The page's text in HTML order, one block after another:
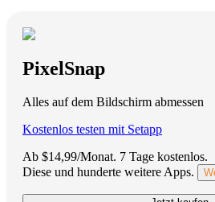
PixelSnap
Alles auf dem Bildschirm abmessen
Kostenlos testen mit Setapp
Ab $14,99/Monat. 7 Tage kostenlos.
Diese und hunderte weitere Apps.